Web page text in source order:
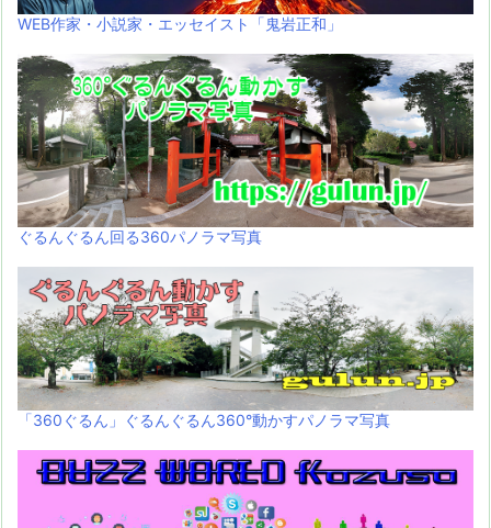
WEB作家・小説家・エッセイスト「鬼岩正和」
ぐるんぐるん回る360パノラマ写真
「360ぐるん」ぐるんぐるん360°動かすパノラマ写真